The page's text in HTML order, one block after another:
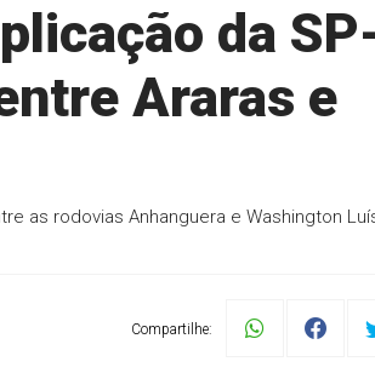
da
Araras e
as rodovias Anhanguera e Washington
Compartilhe: